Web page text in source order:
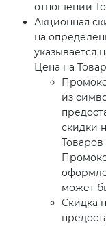
отношении
Акционная
на
указывается
Цена на
из
скидки
может
Скидка